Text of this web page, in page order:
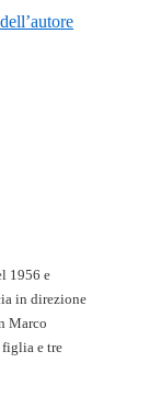
1956 e
in direzione
Marco
figlia e tre